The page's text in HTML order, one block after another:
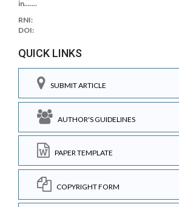
in.......
RNI:
DOI:
QUICK LINKS
SUBMIT ARTICLE
AUTHOR'S GUIDELINES
PAPER TEMPLATE
COPYRIGHT FORM